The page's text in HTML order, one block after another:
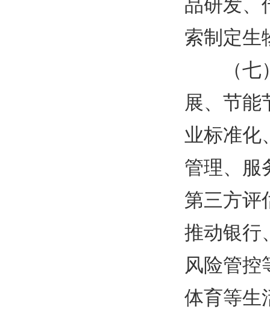
品研发、
索制定生
（
展、节能
业标准化
管理、服
第三方评
推动银行
风险管控
体育等生